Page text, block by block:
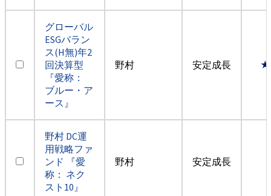
グローバル
ESGバラン
ス(H無)年2
回決算型
『愛称：
ブルー・ア
ース』
野村 安定成長
野村 DC運
用戦略ファ
ンド 『愛
称： ネク
スト10』
野村 安定成長